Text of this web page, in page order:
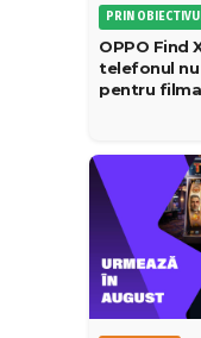
PRIN
OPPO Find
telefonul
pentru